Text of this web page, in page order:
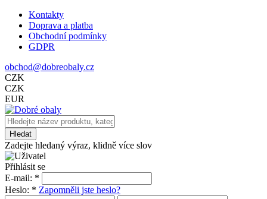
Kontakty
Doprava a platba
Obchodní podmínky
GDPR
obchod@dobreobaly.cz
CZK
CZK
EUR
Zadejte hledaný výraz, klidně více slov
Přihlásit se
E-mail: *
Heslo: * Zapomněli jste heslo?